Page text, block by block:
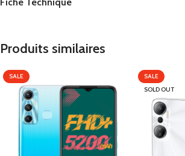
Fiche Technique
Produits similaires
SALE
SALE
SOLD OUT